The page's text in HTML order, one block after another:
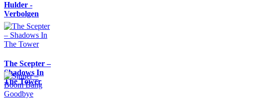
Hulder -
Verbolgen
The Scepter –
Shadows In
The Tower